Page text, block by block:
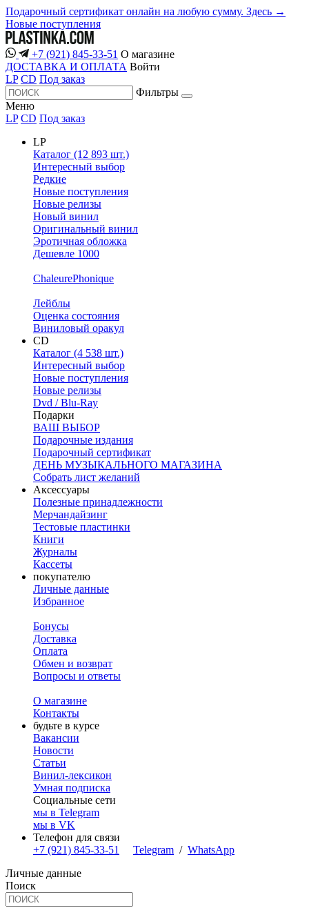
Подарочный сертификат онлайн на любую сумму. Здесь →
Новые поступления
+7 (921) 845-33-51 О магазине
ДОСТАВКА И ОПЛАТА Войти
LP CD Под заказ
Фильтры
Меню
LP CD Под заказ
LP
Каталог (12 893 шт.)
Интересный выбор
Редкие
Новые поступления
Новые релизы
Новый винил
Оригинальный винил
Эротичная обложка
Дешевле 1000
ChaleurePhonique
Лейблы
Оценка состояния
Виниловый оракул
CD
Каталог (4 538 шт.)
Интересный выбор
Новые поступления
Новые релизы
Dvd / Blu-Ray
Подарки
ВАШ ВЫБОР
Подарочные издания
Подарочный сертификат
ДЕНЬ МУЗЫКАЛЬНОГО МАГАЗИНА
Собрать лист желаний
Аксессуары
Полезные принадлежности
Мерчандайзинг
Тестовые пластинки
Книги
Журналы
Кассеты
покупателю
Личные данные
Избранное
Бонусы
Доставка
Оплата
Обмен и возврат
Вопросы и ответы
О магазине
Контакты
будьте в курсе
Вакансии
Новости
Статьи
Винил-лексикон
Умная подписка
Социальные сети
мы в Telegram
мы в VK
Телефон для связи
+7 (921) 845-33-51
Telegram / WhatsApp
Личные данные
Поиск